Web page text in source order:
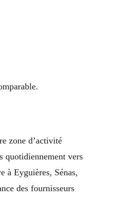
zone d’activité
quotidiennement vers
à Eyguières, Sénas,
des fournisseurs